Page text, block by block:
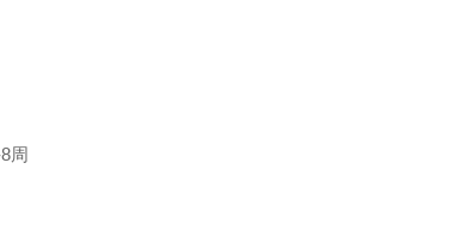
周